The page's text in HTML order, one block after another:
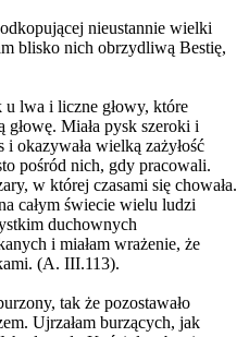
nieustannie wielki
blisko nich obrzydliwą Bestię,
lwa i liczne głowy, które
głowę. Miała pysk szeroki i
okazywała wielką zażyłość
pośród nich, gdy pracowali.
w której czasami się chowała.
całym świecie wielu ludzi
duchownych
i miałam wrażenie, że
(A. III.113).
tak że pozostawało
Ujrzałam burzących, jak